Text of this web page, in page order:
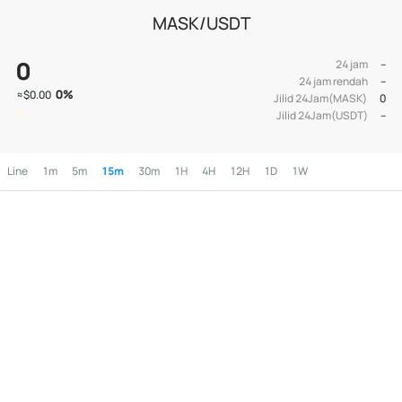
MASK/USDT
0
≈$0.00 0%
24 jam
--
24 jam rendah
--
Jilid 24Jam(MASK)
0
Jilid 24Jam(USDT)
--
Line 1m 5m 15m 30m 1H 4H 12H 1D 1W